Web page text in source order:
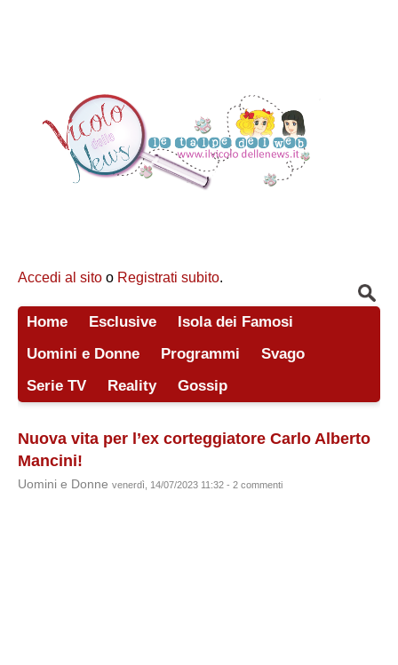
Accedi al sito o Registrati subito.
Home Esclusive
Isola dei Famosi
Uomini e Donne
Programmi
Svago
Serie TV
Reality Gossip
Nuova vita per l’ex corteggiatore Carlo Alberto
Mancini!
Uomini e Donne venerdì, 14/07/2023 11:32 - 2 commenti